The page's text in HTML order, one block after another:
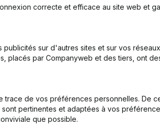
Modifications, …) - Modification Forme
correcte et efficace au site web et
sur d'autres sites et sur vos
placés par Companyweb et des tiers, ont
de vos préférences personnelles. De
pertinentes et adaptées à vos
que possible.